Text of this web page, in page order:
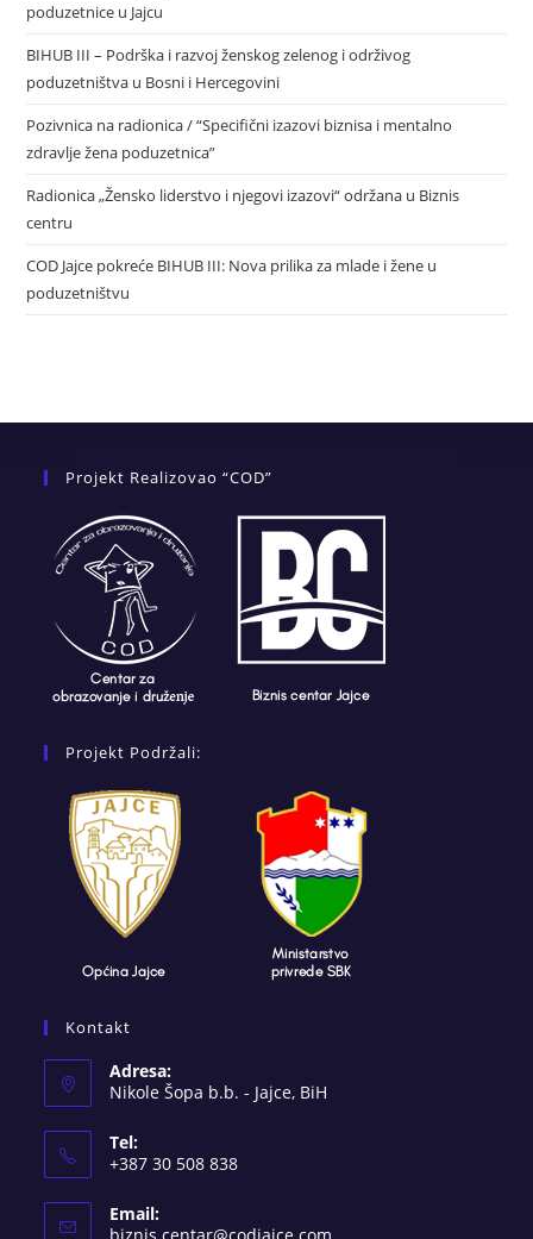
poduzetnice u Jajcu
BIHUB III – Podrška i razvoj ženskog zelenog i održivog
poduzetništva u Bosni i Hercegovini
Pozivnica na radionica / “Specifični izazovi biznisa i mentalno
zdravlje žena poduzetnica”
Radionica „Žensko liderstvo i njegovi izazovi“ održana u Biznis
centru
COD Jajce pokreće BIHUB III: Nova prilika za mlade i žene u
poduzetništvu
Projekt Realizovao “COD”
Projekt Podržali:
Kontakt
Adresa:
Nikole Šopa b.b. - Jajce, BiH
Tel:
+387 30 508 838
Email: